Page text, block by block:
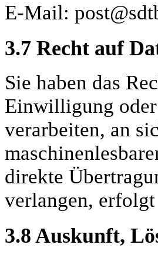
E-Mail:
3.7 Recht auf
Sie haben das
Einwilligung
verarbeiten, an
direkte
verlangen,
3.8 Auskunft,